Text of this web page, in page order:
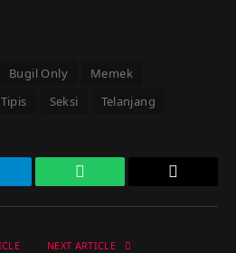
Bugil Only
Memek
Seksi Telanjang
WhatsApp
NEXT ARTICLE